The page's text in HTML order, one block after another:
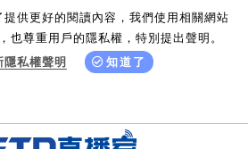
提供更好的閱讀內容，我們使用相關網站
也尊重用戶的隱私權，特別提出聲明。
隱私權聲明
知道了